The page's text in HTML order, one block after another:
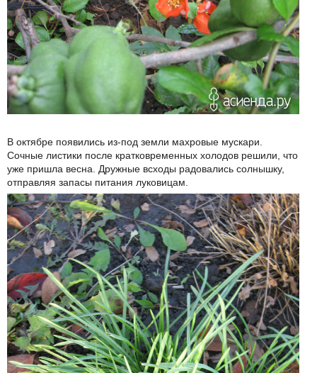
В октябре появились из-под земли махровые мускари.
Сочные листики после кратковременных холодов решили, что
уже пришла весна. Дружные всходы радовались солнышку,
отправляя запасы питания луковицам.